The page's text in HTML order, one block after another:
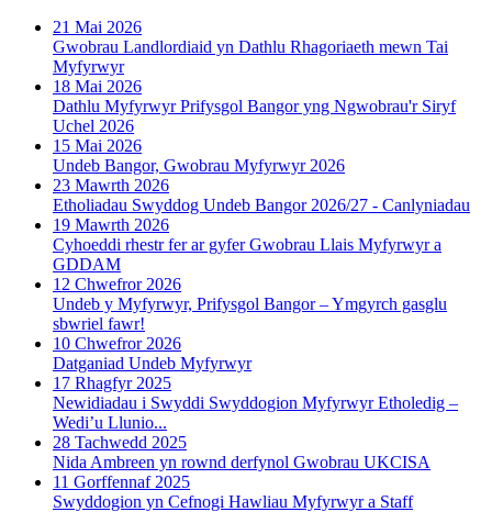
21 Mai 2026
Gwobrau Landlordiaid yn Dathlu Rhagoriaeth mewn Tai
Myfyrwyr
18 Mai 2026
Dathlu Myfyrwyr Prifysgol Bangor yng Ngwobrau'r Siryf
Uchel 2026
15 Mai 2026
Undeb Bangor, Gwobrau Myfyrwyr 2026
23 Mawrth 2026
Etholiadau Swyddog Undeb Bangor 2026/27 - Canlyniadau
19 Mawrth 2026
Cyhoeddi rhestr fer ar gyfer Gwobrau Llais Myfyrwyr a
GDDAM
12 Chwefror 2026
Undeb y Myfyrwyr, Prifysgol Bangor – Ymgyrch gasglu
sbwriel fawr!
10 Chwefror 2026
Datganiad Undeb Myfyrwyr
17 Rhagfyr 2025
Newidiadau i Swyddi Swyddogion Myfyrwyr Etholedig –
Wedi’u Llunio...
28 Tachwedd 2025
Nida Ambreen yn rownd derfynol Gwobrau UKCISA
11 Gorffennaf 2025
Swyddogion yn Cefnogi Hawliau Myfyrwyr a Staff